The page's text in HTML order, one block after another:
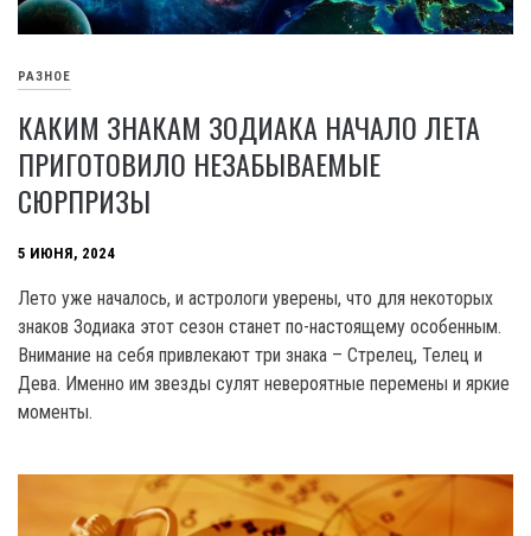
РАЗНОЕ
КАКИМ ЗНАКАМ ЗОДИАКА НАЧАЛО ЛЕТА
ПРИГОТОВИЛО НЕЗАБЫВАЕМЫЕ
СЮРПРИЗЫ
5 ИЮНЯ, 2024
Лето уже началось, и астрологи уверены, что для некоторых
знаков Зодиака этот сезон станет по-настоящему особенным.
Внимание на себя привлекают три знака – Стрелец, Телец и
Дева. Именно им звезды сулят невероятные перемены и яркие
моменты.